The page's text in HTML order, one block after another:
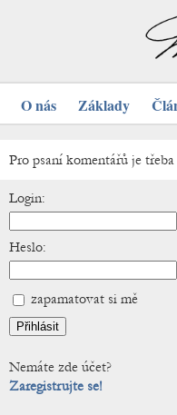
O nás Základy
Pro psaní komentářů je
Login:
Heslo:
zapamatovat si mě
Nemáte zde účet?
Zaregistrujte se!